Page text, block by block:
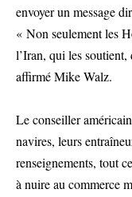
envoyer un message
« Non seulement les
l’Iran, qui les soutient,
affirmé Mike Walz.
Le conseiller
navires, leurs
renseignements, tout
à nuire au commerce